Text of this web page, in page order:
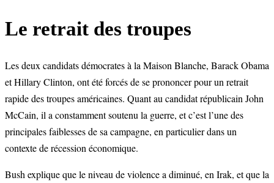
Le retrait des troupes
Les deux candidats démocrates à la Maison Blanche, Barack Obama
et Hillary Clinton, ont été forcés de se prononcer pour un retrait
rapide des troupes américaines. Quant au candidat républicain John
McCain, il a constamment soutenu la guerre, et c’est l’une des
principales faiblesses de sa campagne, en particulier dans un
contexte de récession économique.
Bush explique que le niveau de violence a diminué, en Irak, et que la